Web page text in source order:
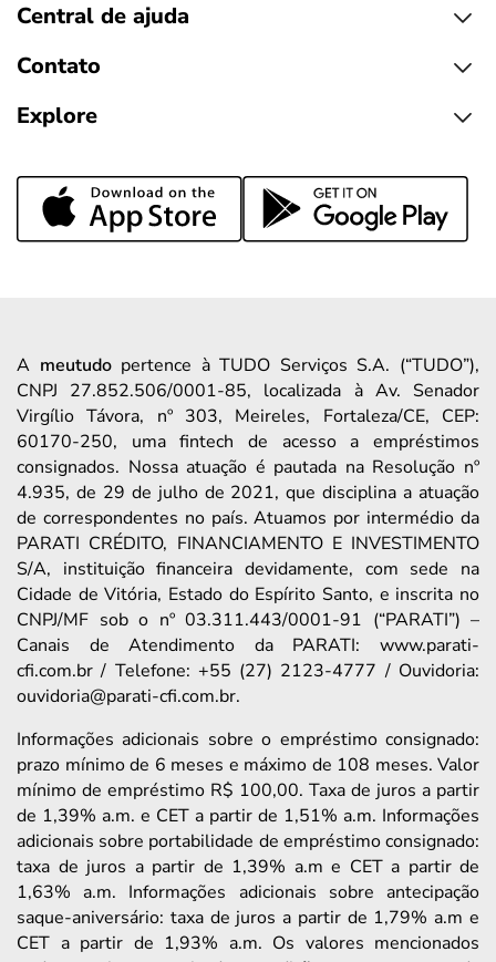
Central de ajuda
Contato
Explore
A meutudopertence à TUDO Serviços S.A. (“TUDO”),
CNPJ 27.852.506/0001-85, localizada à Av. Senador
Virgílio Távora, nº 303, Meireles, Fortaleza/CE, CEP:
60170-250, uma fintech de acesso a empréstimos
consignados. Nossa atuação é pautada na Resolução nº
4.935, de 29 de julho de 2021, que disciplina a atuação
de correspondentes no país. Atuamos por intermédio da
PARATI CRÉDITO, FINANCIAMENTO E INVESTIMENTO
S/A, instituição financeira devidamente, com sede na
Cidade de Vitória, Estado do Espírito Santo, e inscrita no
CNPJ/MF sob o nº 03.311.443/0001-91 (“PARATI”) –
Canais de Atendimento da PARATI: www.parati-
cfi.com.br / Telefone: +55 (27) 2123-4777 / Ouvidoria:
ouvidoria@parati-cfi.com.br.
Informações adicionais sobre o empréstimo consignado:
prazo mínimo de 6 meses e máximo de 108 meses. Valor
mínimo de empréstimo R$ 100,00. Taxa de juros a partir
de 1,39% a.m. e CET a partir de 1,51% a.m. Informações
adicionais sobre portabilidade de empréstimo consignado:
taxa de juros a partir de 1,39% a.m e CET a partir de
1,63% a.m. Informações adicionais sobre antecipação
saque-aniversário: taxa de juros a partir de 1,79% a.m e
CET a partir de 1,93% a.m. Os valores mencionados